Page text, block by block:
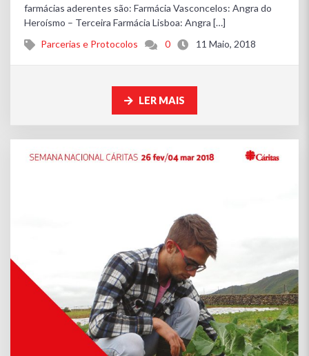
farmácias aderentes são: Farmácia Vasconcelos: Angra do
Heroísmo – Terceira Farmácia Lisboa: Angra […]
Parcerias e Protocolos
0 11 Maio, 2018
LER MAIS